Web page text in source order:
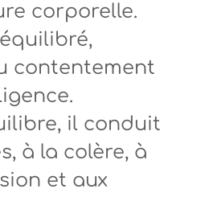
corporelle.
équilibré,
contentement
il conduit
à la colère, à
et aux